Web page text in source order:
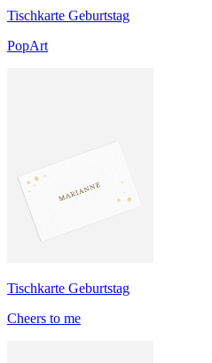
Tischkarte Geburtstag
PopArt
Tischkarte Geburtstag
Cheers to me